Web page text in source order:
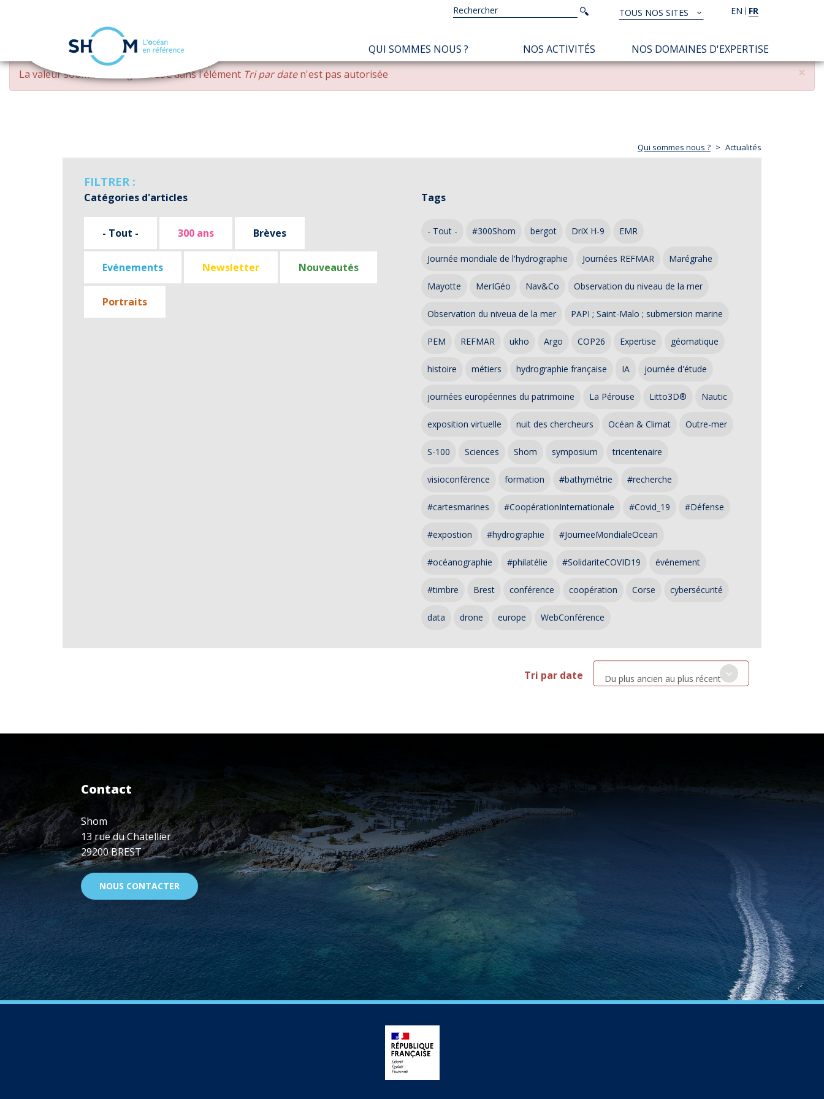
Aller
contenu
EN FR
TOUS
NOS
SITES
TOUS NOS SITES
Rechercher
Rechercher
NAVIGATION
PRINCIPALE
QUI SOMMES NOUS ? NOS ACTIVITÉS NOS DOMAINES D'EXPERTISE
×
MESSAGE
D'ERREUR
La valeur soumise changed DESCdans l'élément Tri par daten'est pas autorisée
Qui sommes nous ? Actualités
FILTRER :
Catégories d'articles
- Tout - 300 ans Brèves
Evénements Newsletter Nouveautés
Portraits
Tags
- Tout - #300Shom bergot DriX H-9 EMR
Journée mondiale de l'hydrographie Journées REFMAR Marégrahe
Mayotte MerIGéo Nav&Co Observation du niveau de la mer
Observation du niveua de la mer PAPI ; Saint-Malo ; submersion marine
PEM REFMAR ukho Argo COP26 Expertise géomatique
histoire métiers hydrographie française IA journée d'étude
journées européennes du patrimoine La Pérouse Litto3D® Nautic
exposition virtuelle nuit des chercheurs Océan & Climat Outre-mer
S-100 Sciences Shom symposium tricentenaire
visioconférence formation #bathymétrie #recherche
#cartesmarines #CoopérationInternationale #Covid_19 #Défense
#expostion #hydrographie #JourneeMondialeOcean
#océanographie #philatélie #SolidariteCOVID19 événement
#timbre Brest conférence coopération Corse cybersécurité
data drone europe WebConférence
Tri par date Du plus ancien au plus récent
Contact
Shom
13 rue du Chatellier
29200 BREST
NOUS CONTACTER